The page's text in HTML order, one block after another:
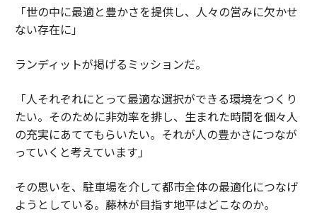
「世の中に最適と豊かさを提供し、人々の営みに欠かせ
ない存在に」
ランディットが掲げるミッションだ。
「人それぞれにとって最適な選択ができる環境をつくり
たい。そのために非効率を排し、生まれた時間を個々人
の充実にあててもらいたい。それが人の豊かさにつなが
っていくと考えています」
その思いを、駐車場を介して都市全体の最適化につなげ
ようとしている。藤林が目指す地平はどこなのか。